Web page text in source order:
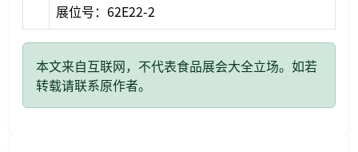
展位号：62E22-2
本文来自互联网，不代表食品展会大全立场。如若
转载请联系原作者。